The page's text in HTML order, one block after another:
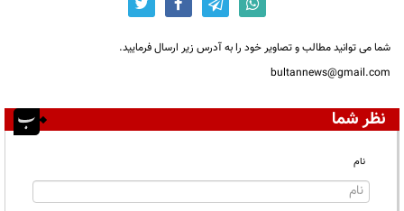
شما می توانید مطالب و تصاویر خود را به آدرس زیر ارسال فرمایید.
bultannews@gmail.com
نظر شما
نام